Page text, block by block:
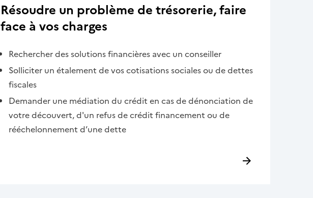
Résoudre un problème de trésorerie, faire
face à vos charges
Rechercher des solutions financières avec un conseiller
Solliciter un étalement de vos cotisations sociales ou de dettes
fiscales
Demander une médiation du crédit en cas de dénonciation de
votre découvert, d'un refus de crédit financement ou de
rééchelonnement d’une dette